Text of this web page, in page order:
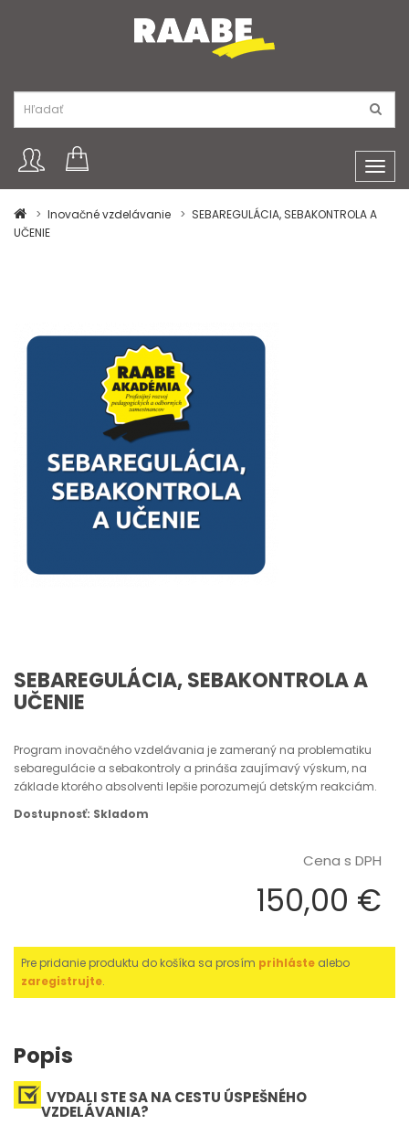
Inovačné vzdelávanie
SEBAREGULÁCIA, SEBAKONTROLA A
UČENIE
SEBAREGULÁCIA, SEBAKONTROLA A
UČENIE
Program inovačného vzdelávania je zameraný na problematiku
sebaregulácie a sebakontroly a prináša zaujímavý výskum, na
základe ktorého absolventi lepšie porozumejú detským reakciám.
Dostupnosť: Skladom
Cena s DPH
150,00 €
Pre pridanie produktu do košíka sa prosím prihláste alebo
zaregistrujte.
Popis
VYDALI STE SA NA CESTU ÚSPEŠNÉHO
VZDELÁVANIA?